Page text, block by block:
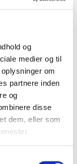
og
medier og til
om
partnere inden
og
disse
dem, eller som
og
om ledelse
får
Henrik,
af
fonden,
af
grundlaget